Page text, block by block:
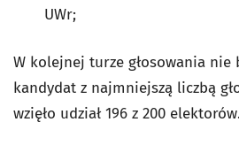
UWr;
W kolejnej turze głosowania nie
kandydat z najmniejszą liczbą
wzięło udział 196 z 200 elektorów.